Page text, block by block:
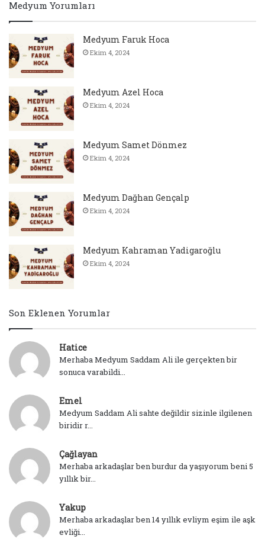
Medyum Yorumları
Medyum Faruk Hoca
Ekim 4, 2024
Medyum Azel Hoca
Ekim 4, 2024
Medyum Samet Dönmez
Ekim 4, 2024
Medyum Dağhan Gençalp
Ekim 4, 2024
Medyum Kahraman Yadigaroğlu
Ekim 4, 2024
Son Eklenen Yorumlar
Hatice
Merhaba Medyum Saddam Ali ile gerçekten bir
sonuca varabildi...
Emel
Medyum Saddam Ali sahte değildir sizinle ilgilenen
biridir r...
Çağlayan
Merhaba arkadaşlar ben burdur da yaşıyorum beni 5
yıllık bir...
Yakup
Merhaba arkadaşlar ben 14 yıllık evliym eşim ile aşk
evliği...